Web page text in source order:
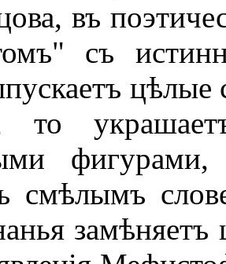
въ
съ
цѣлые
то
смѣлымъ